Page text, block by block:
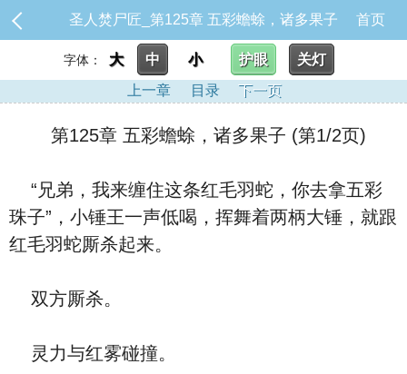
圣人焚尸匠_第125章 五彩蟾蜍，诸多果子 首页
字体： 大 中 小 护眼
关灯
上一章
目录 下一页
第125章 五彩蟾蜍，诸多果子 (第1/2页)
“兄弟，我来缠住这条红毛羽蛇，你去拿五彩
珠子”，小锤王一声低喝，挥舞着两柄大锤，就跟
红毛羽蛇厮杀起来。
双方厮杀。
灵力与红雾碰撞。